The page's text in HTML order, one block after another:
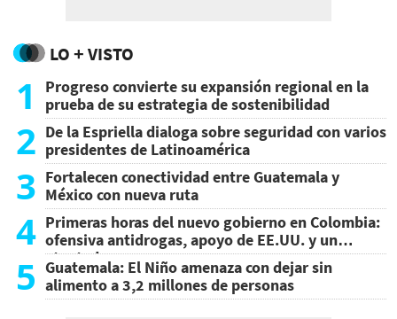
LO + VISTO
1
Progreso convierte su expansión regional en la
prueba de su estrategia de sostenibilidad
2 De la Espriella dialoga sobre seguridad con varios
presidentes de Latinoamérica
3 Fortalecen conectividad entre Guatemala y
México con nueva ruta
4 Primeras horas del nuevo gobierno en Colombia:
ofensiva antidrogas, apoyo de EE.UU. y un
atentado
5 Guatemala: El Niño amenaza con dejar sin
alimento a 3,2 millones de personas